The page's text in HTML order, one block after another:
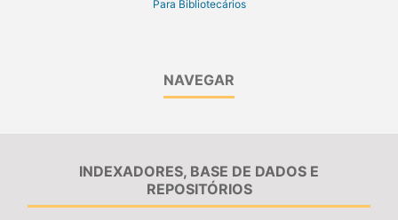
Para Bibliotecários
NAVEGAR
INDEXADORES, BASE DE DADOS E
REPOSITÓRIOS